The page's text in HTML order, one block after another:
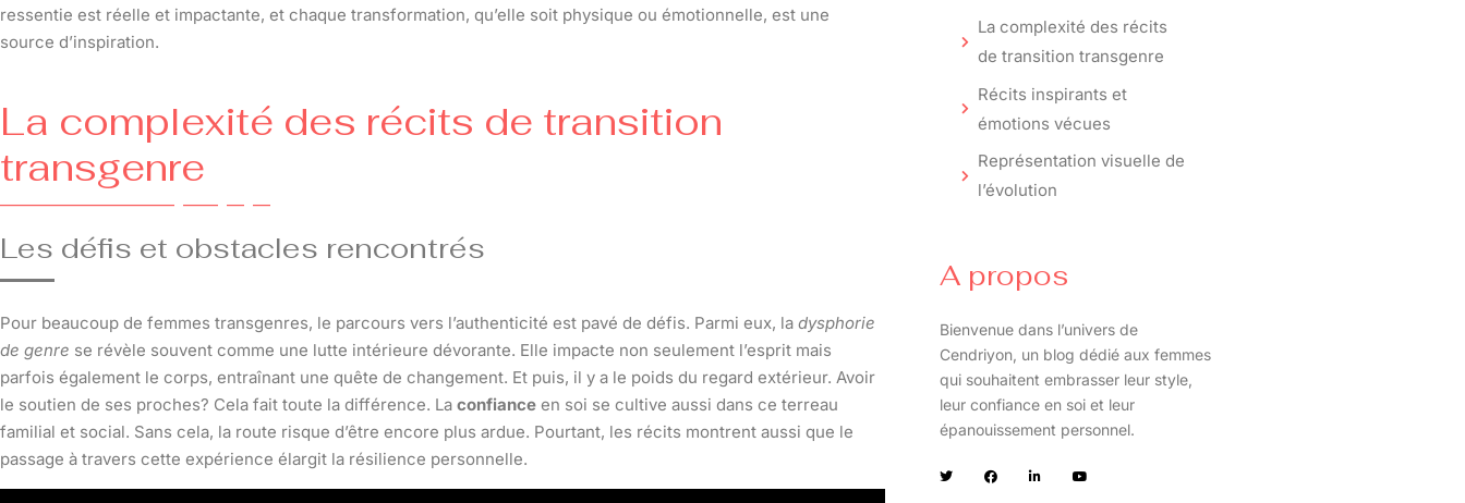
ressentie est réelle et impactante, et chaque transformation, qu’elle soit physique ou émotionnelle, est une
source d’inspiration.
La complexité des récits de transition
transgenre
Les défis et obstacles rencontrés
Pour beaucoup de femmes transgenres, le parcours vers l’authenticité est pavé de défis. Parmi eux, la dysphorie
de genre se révèle souvent comme une lutte intérieure dévorante. Elle impacte non seulement l’esprit mais
parfois également le corps, entraînant une quête de changement. Et puis, il y a le poids du regard extérieur. Avoir
le soutien de ses proches? Cela fait toute la différence. La confiance en soi se cultive aussi dans ce terreau
familial et social. Sans cela, la route risque d’être encore plus ardue. Pourtant, les récits montrent aussi que le
passage à travers cette expérience élargit la résilience personnelle.
La complexité des récits
de transition transgenre
Récits inspirants et
émotions vécues
Représentation visuelle de
l’évolution
A propos
Bienvenue dans l’univers de
Cendriyon, un blog dédié aux femmes
qui souhaitent embrasser leur style,
leur confiance en soi et leur
épanouissement personnel.